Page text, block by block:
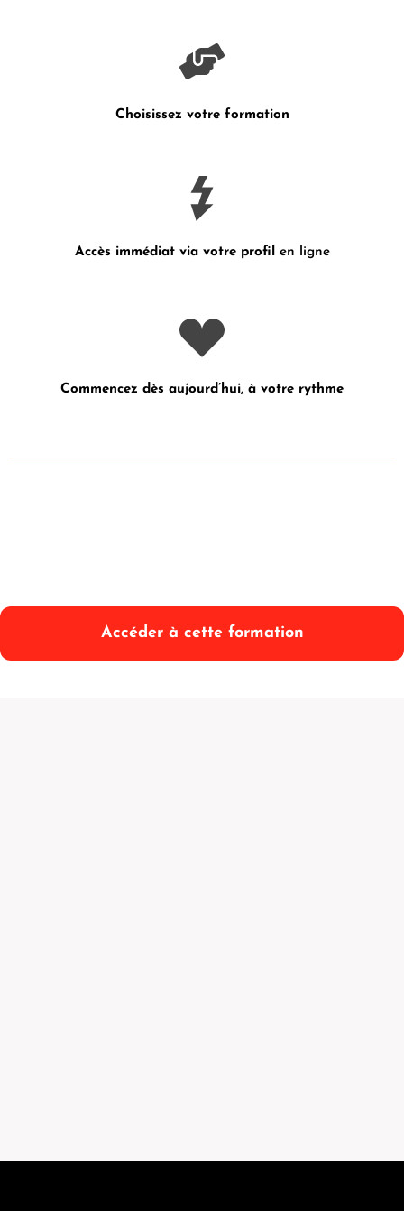
Choisissez votre formation
Accès immédiat via votre profil en ligne
Commencez dès aujourd’hui, à votre rythme
Accéder à cette formation